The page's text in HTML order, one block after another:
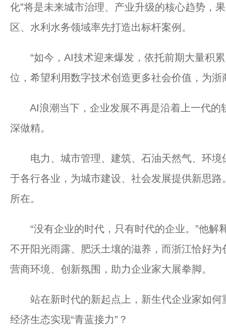
化”将是未来城市治理、产业升级的核心趋势，
区、水利水务领域率先打造出标杆案例。
“如今，AI技术迎来爆发，依托前期大量积累
位，希望利用数字技术创造更多社会价值，为
AI浪潮当下，企业发展不再是沿着上一代的
深做精。
电力、城市管理、建筑、石油天然气、环
于各行各业，为城市建设、社会发展提供新思
所在。
“没有企业的时代，只有时代的企业。”他解
不开阳光雨露、肥沃土壤的滋养，而浙江恰好
营商环境、创新氛围，助力企业家大展拳脚。
站在新时代的新起点上，新生代企业家如何
经济生态实现“青蓝接力”？